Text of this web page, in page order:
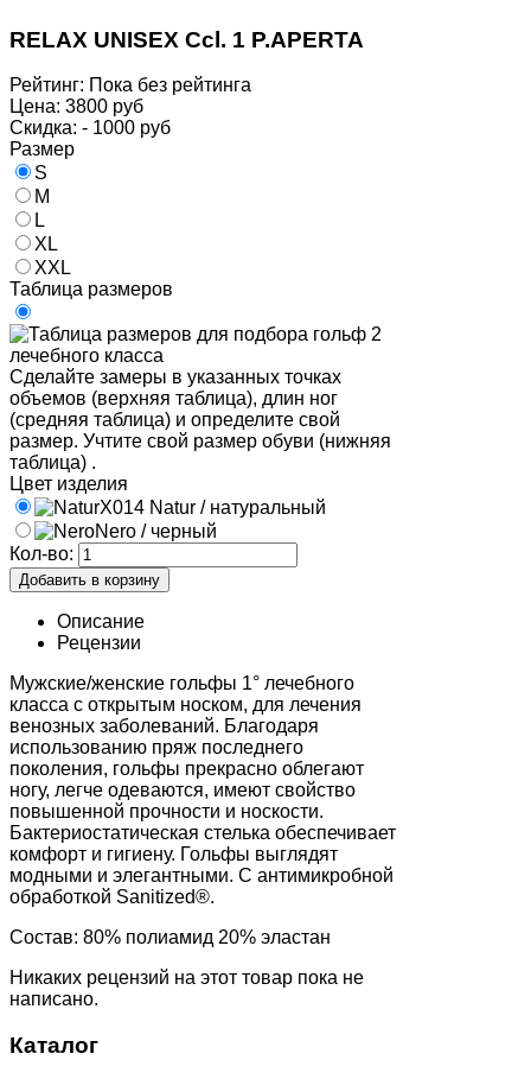
RELAX UNISEX Ccl. 1 P.APERTA
Рейтинг: Пока без рейтинга
Цена: 3800 руб
Скидка: - 1000 руб
Размер
S
M
L
XL
XXL
Таблица размеров
Сделайте замеры в указанных точках
объемов (верхняя таблица), длин ног
(средняя таблица) и определите свой
размер. Учтите свой размер обуви (нижняя
таблица) .
Цвет изделия
X014 Natur / натуральный
Nero / черный
Кол-во:
Описание
Рецензии
Мужские/женские гольфы 1° лечебного
класса с открытым носком, для лечения
венозных заболеваний. Благодаря
использованию пряж последнего
поколения, гольфы прекрасно облегают
ногу, легче одеваются, имеют свойство
повышенной прочности и носкости.
Бактериостатическая стелька обеспечивает
комфорт и гигиену. Гольфы выглядят
модными и элегантными. С антимикробной
обработкой Sanitized®.
Состав: 80% полиамид 20% эластан
Никаких рецензий на этот товар пока не
написано.
Каталог